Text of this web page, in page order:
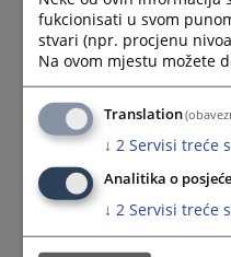
fukcionisati u svom
stvari (npr. procjenu
Na ovom mjestu možete
Translation
↓ 2 Servisi treće
Analitika o
↓ 2 Servisi treće